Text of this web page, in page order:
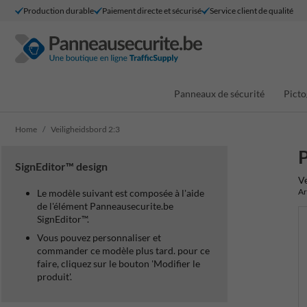
Production durable Paiement directe et sécurisé Service client de qualité
Panneaux de sécurité
Home Veiligheidsbord 2:3
SignEditor™ design
Le modèle suivant est composée à l'aide
de l'élément Panneausecurite.be
SignEditor™.
Vous pouvez personnaliser et
commander ce modèle plus tard. pour ce
faire, cliquez sur le bouton 'Modifier le
produit'.